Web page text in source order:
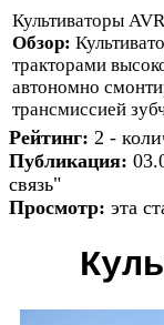
Культиваторы AVR
Обзор:
тракторами
автономно
трансмиссией
Рейтинг: 2 -
Публикация:
связь"
Просмотр: эта